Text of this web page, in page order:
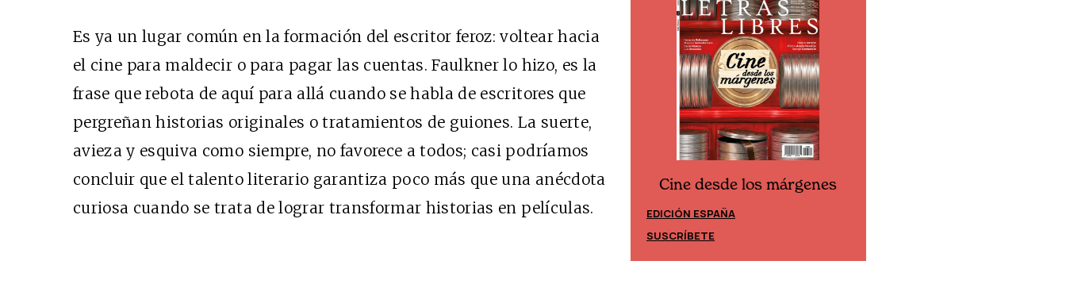
Es ya un lugar común en la formación del escritor feroz: voltear hacia
el cine para maldecir o para pagar las cuentas. Faulkner lo hizo, es la
frase que rebota de aquí para allá cuando se habla de escritores que
pergreñan historias originales o tratamientos de guiones. La suerte,
avieza y esquiva como siempre, no favorece a todos; casi podríamos
concluir que el talento literario garantiza poco más que una anécdota
curiosa cuando se trata de lograr transformar historias en películas.
Cine desde los márgenes
EDICIÓN MÉXICO
Cine desde los márgenes
EDICIÓN ESPAÑA
SUSCRÍBETE